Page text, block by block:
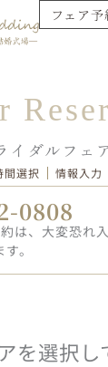
フェア予
イダルフェ
間選択 情報入力
0808
は、大変恐れ
。
を選択し